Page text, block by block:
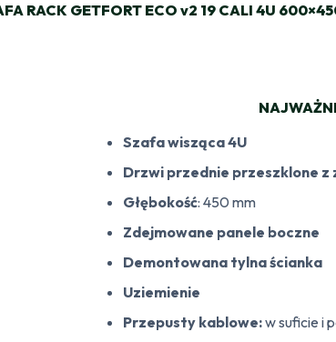
RACK GETFORT ECO v2 19 CALI 4U
Szafa wisząca 4U
Drzwi przednie przeszklone z
Głębokość: 450 mm
Zdejmowane panele boczne
Demontowana tylna ścianka
Uziemienie
Przepusty kablowe:w suficie i